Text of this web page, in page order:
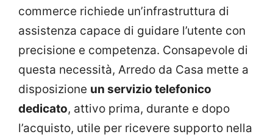
commerce richiede un’infrastruttura di
assistenza capace di guidare l’utente con
precisione e competenza. Consapevole di
questa necessità, Arredo da Casa mette a
disposizione un servizio telefonico
dedicato, attivo prima, durante e dopo
l’acquisto, utile per ricevere supporto nella